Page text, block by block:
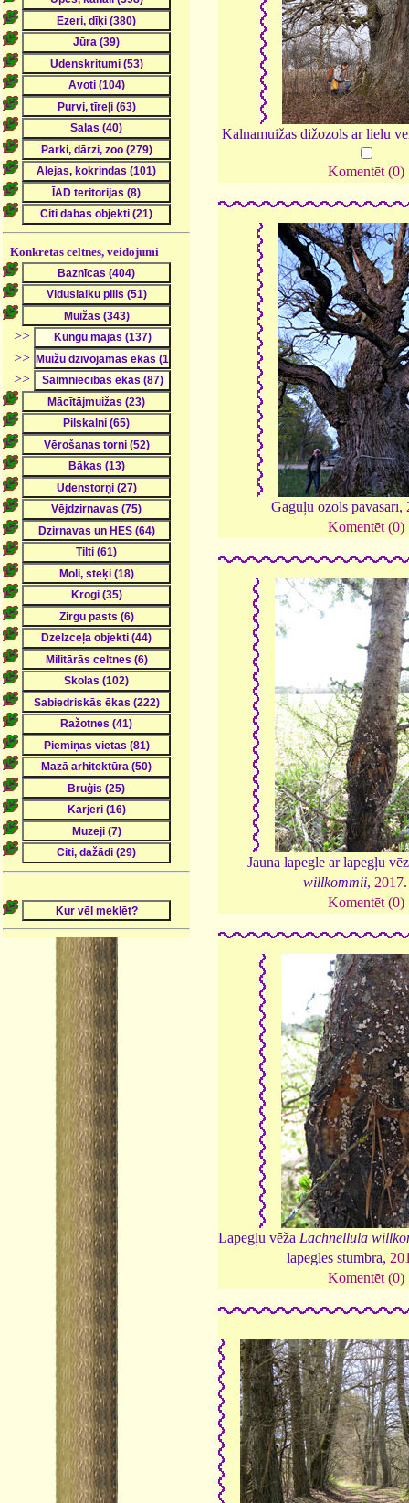
Konkrētas celtnes, veidojumi
>>
>>
>>
Kalnamuižas dižozols ar lielu
Komentēt (0)
Gāguļu ozols pavasarī,
Komentēt (0)
Jauna lapegle ar lapegļu
willkommii, 2017
Komentēt (0)
Lapegļu vēža Lachnellula
lapegles stumbra,
Komentēt (0)